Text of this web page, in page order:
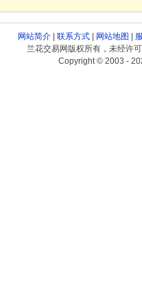
网站简介| 联系方式| 网站地图
兰花交易网版权所有，未经许
Copyright © 2003 -